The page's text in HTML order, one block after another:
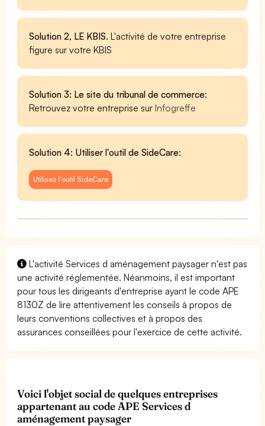
Solution 2, LE KBIS. L'activité de votre entreprise
figure sur votre KBIS
Solution 3: Le site du tribunal de commerce:
Retrouvez votre entreprise surInfogreffe
Solution 4: Utiliser l'outil de SideCare:
Utilisez l'outil SideCare
L'activité Services d aménagement paysager n'est pas
une activité réglementée. Néanmoins, il est important
pour tous les dirigeants d'entreprise ayant le code APE
8130Z de lire attentivement les conseils à propos de
leurs conventions collectives et à propos des
assurances conseillées pour l'exercice de cette activité.
Voici l'objet social de quelques entreprises
appartenant au code APE Services d
aménagement paysager